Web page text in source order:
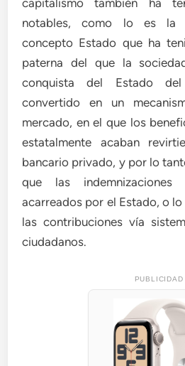
capitalismo también ha
notables, como lo es la
concepto Estado que ha
paterna del que la
conquista del Estado
convertido en un
mercado, en el que los
estatalmente acaban
bancario privado, y por lo
que las
acarreados por el Estado, o
las contribuciones vía
ciudadanos.
PUBLICIDAD